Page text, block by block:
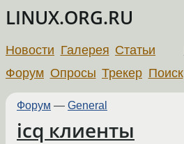
LINUX.ORG.RU
Новости Галерея Статьи
Форум Опросы Трекер Поиск
Форум — General
icq клиенты